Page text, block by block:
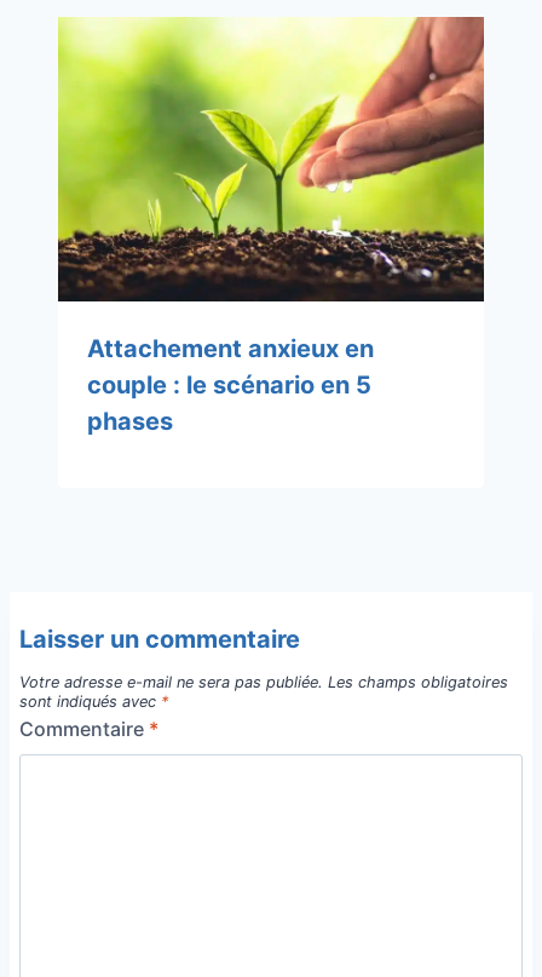
Attachement anxieux en
couple : le scénario en 5
phases
Laisser un commentaire
Votre adresse e-mail ne sera pas publiée. Les champs obligatoires
sont indiqués avec *
Commentaire *